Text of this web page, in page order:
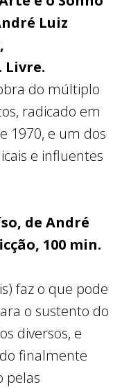
Luiz
Livre.
do múltiplo
radicado em
1970, e um dos
e influentes
de André
100 min.
faz o que pode
o sustento do
diversos, e
finalmente
pelas